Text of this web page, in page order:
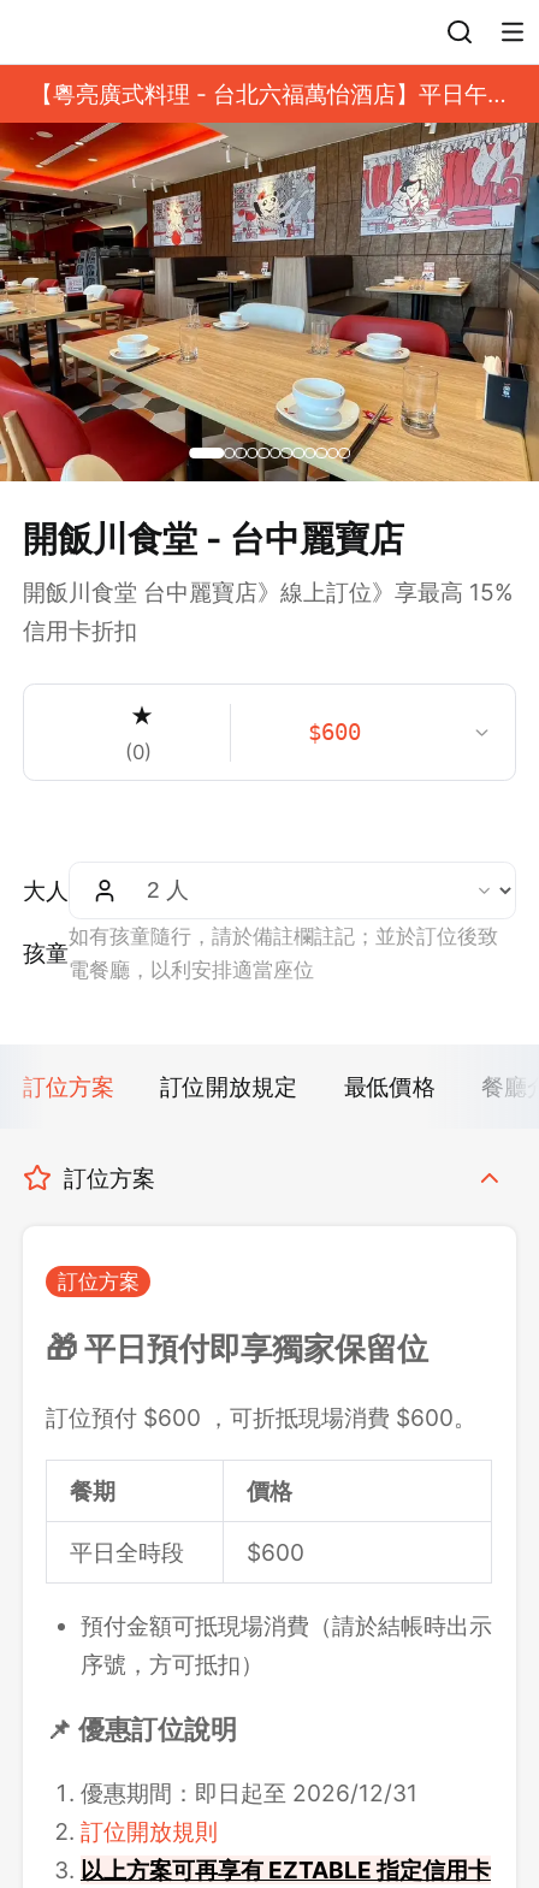
【粵亮廣式料理 - 台北六福萬怡酒店】平日午餐
8 折起｜靓港點套餐
開飯川食堂 - 台中麗寶店
開飯川食堂 台中麗寶店》線上訂位》享最高 15%
信用卡折扣
★
(0)
$600
大人
孩童
如有孩童隨行，請於備註欄註記；並於訂位後致
電餐廳，以利安排適當座位
訂位方案 訂位開放規定 最低價格 餐廳
訂位方案
訂位方案
🎁 平日預付即享獨家保留位
訂位預付 $600 ，可折抵現場消費 $600。
餐期 價格
平日全時段 $600
預付金額可抵現場消費（請於結帳時出示
序號，方可抵扣）
📌 優惠訂位說明
優惠期間：即日起至 2026/12/31
訂位開放規則
以上方案可再享有 EZTABLE 指定信用卡